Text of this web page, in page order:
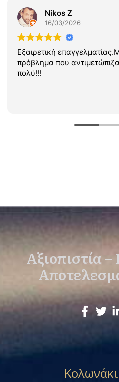
Nikos Z
16/03/2026
Εξαιρετική
πρόβλημα που
πολύ!!!
Αξιοπιστία